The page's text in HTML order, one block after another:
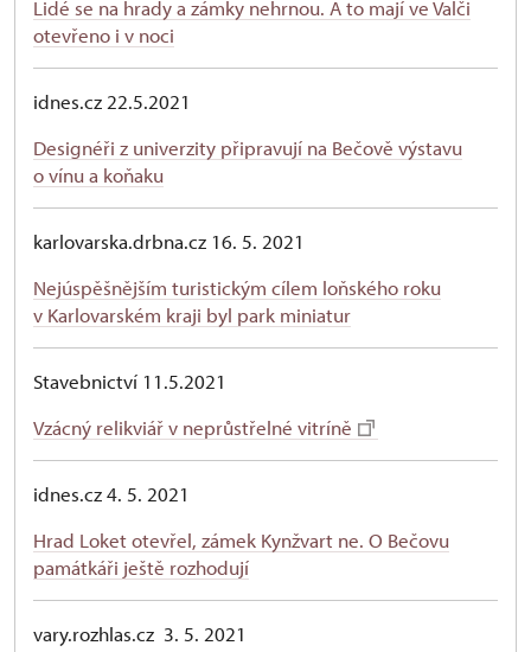
Lidé se na hrady a zámky nehrnou. A to mají ve Valči
otevřeno i v noci
idnes.cz 22.5.2021
Designéři z univerzity připravují na Bečově výstavu
o vínu a koňaku
karlovarska.drbna.cz 16. 5. 2021
Nejúspěšnějším turistickým cílem loňského roku
v Karlovarském kraji byl park miniatur
Stavebnictví 11.5.2021
Vzácný relikviář v neprůstřelné vitríně
idnes.cz 4. 5. 2021
Hrad Loket otevřel, zámek Kynžvart ne. O Bečovu
památkáři ještě rozhodují
vary.rozhlas.cz 3. 5. 2021